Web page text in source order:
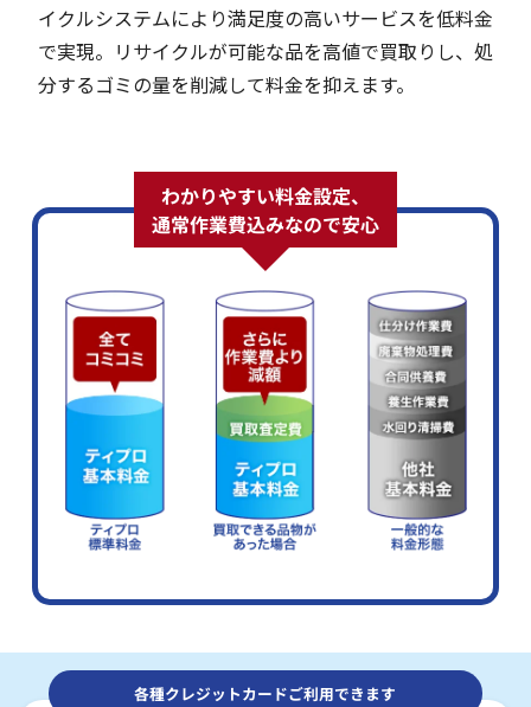
イクルシステムにより満足度の高いサービスを低料金
で実現。リサイクルが可能な品を高値で買取りし、処
分するゴミの量を削減して料金を抑えます。
わかりやすい料金設定、
通常作業費込みなので安心
各種クレジットカードご利用できます